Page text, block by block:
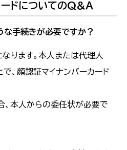
ドについてのＱ＆Ａ
な手続きが必要ですか？
なります。本人または代理人
、顔認証マイナンバーカード
本人からの委任状が必要で